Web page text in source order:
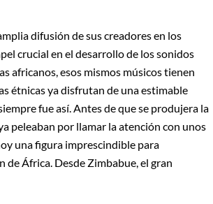
difusión de sus creadores en los
crucial en el desarrollo de los sonidos
africanos, esos mismos músicos tienen
étnicas ya disfrutan de una estimable
fue así. Antes de que se produjera la
peleaban por llamar la atención con unos
una figura imprescindible para
de África. Desde Zimbabue, el gran